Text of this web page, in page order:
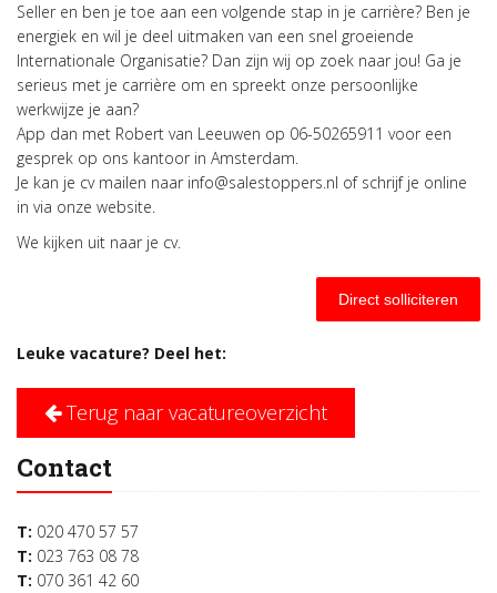
Seller en ben je toe aan een volgende stap in je carrière? Ben je
energiek en wil je deel uitmaken van een snel groeiende
Internationale Organisatie? Dan zijn wij op zoek naar jou! Ga je
serieus met je carrière om en spreekt onze persoonlijke
werkwijze je aan?
App dan met Robert van Leeuwen op 06-50265911 voor een
gesprek op ons kantoor in Amsterdam.
Je kan je cv mailen naar info@salestoppers.nl of schrijf je online
in via onze website.
We kijken uit naar je cv.
Direct solliciteren
Leuke vacature? Deel het:
Terug naar vacatureoverzicht
Contact
T: 020 470 57 57
T: 023 763 08 78
T: 070 361 42 60